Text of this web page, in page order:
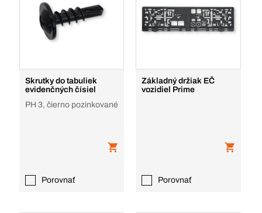
Skrutky do tabuliek
evidenčných čísiel
PH 3, čierno pozinkované
Porovnať
Základný držiak EČ
vozidiel Prime
Porovnať